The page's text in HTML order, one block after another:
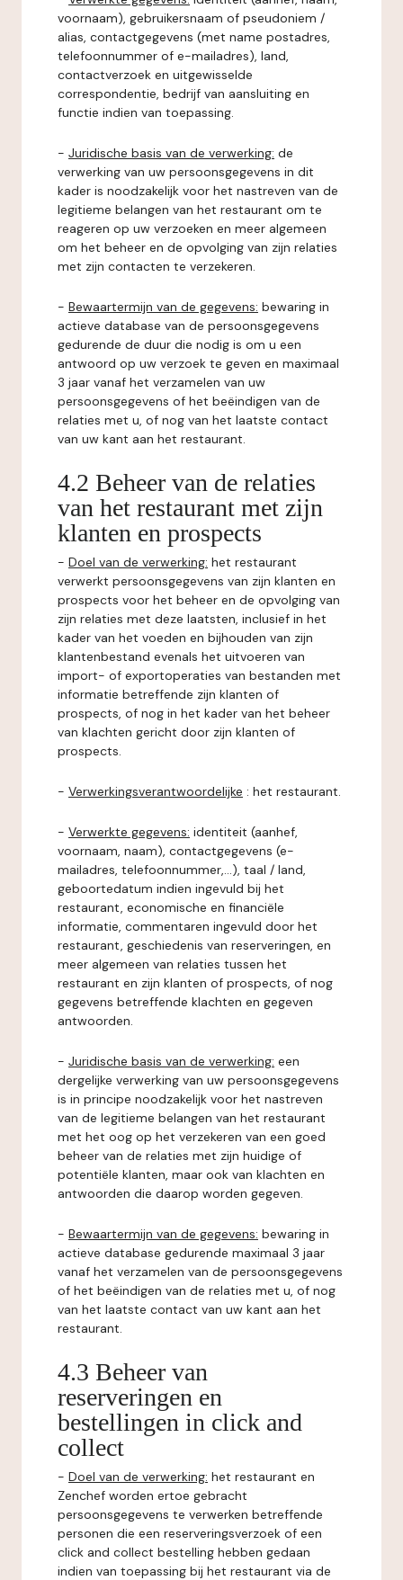
voornaam), gebruikersnaam of pseudoniem /
alias, contactgegevens (met name postadres,
telefoonnummer of e-mailadres), land,
contactverzoek en uitgewisselde
correspondentie, bedrijf van aansluiting en
functie indien van toepassing.
- Juridische basis van de verwerking: de
verwerking van uw persoonsgegevens in dit
kader is noodzakelijk voor het nastreven van de
legitieme belangen van het restaurant om te
reageren op uw verzoeken en meer algemeen
om het beheer en de opvolging van zijn relaties
met zijn contacten te verzekeren.
- Bewaartermijn van de gegevens: bewaring in
actieve database van de persoonsgegevens
gedurende de duur die nodig is om u een
antwoord op uw verzoek te geven en maximaal
3 jaar vanaf het verzamelen van uw
persoonsgegevens of het beëindigen van de
relaties met u, of nog van het laatste contact
van uw kant aan het restaurant.
4.2 Beheer van de relaties
van het restaurant met zijn
klanten en prospects
- Doel van de verwerking: het restaurant
verwerkt persoonsgegevens van zijn klanten en
prospects voor het beheer en de opvolging van
zijn relaties met deze laatsten, inclusief in het
kader van het voeden en bijhouden van zijn
klantenbestand evenals het uitvoeren van
import- of exportoperaties van bestanden met
informatie betreffende zijn klanten of
prospects, of nog in het kader van het beheer
van klachten gericht door zijn klanten of
prospects.
- Verwerkingsverantwoordelijke : het restaurant.
- Verwerkte gegevens: identiteit (aanhef,
voornaam, naam), contactgegevens (e-
mailadres, telefoonnummer,...), taal / land,
geboortedatum indien ingevuld bij het
restaurant, economische en financiële
informatie, commentaren ingevuld door het
restaurant, geschiedenis van reserveringen, en
meer algemeen van relaties tussen het
restaurant en zijn klanten of prospects, of nog
gegevens betreffende klachten en gegeven
antwoorden.
- Juridische basis van de verwerking: een
dergelijke verwerking van uw persoonsgegevens
is in principe noodzakelijk voor het nastreven
van de legitieme belangen van het restaurant
met het oog op het verzekeren van een goed
beheer van de relaties met zijn huidige of
potentiële klanten, maar ook van klachten en
antwoorden die daarop worden gegeven.
- Bewaartermijn van de gegevens: bewaring in
actieve database gedurende maximaal 3 jaar
vanaf het verzamelen van de persoonsgegevens
of het beëindigen van de relaties met u, of nog
van het laatste contact van uw kant aan het
restaurant.
4.3 Beheer van
reserveringen en
bestellingen in click and
collect
- Doel van de verwerking: het restaurant en
Zenchef worden ertoe gebracht
persoonsgegevens te verwerken betreffende
personen die een reserveringsverzoek of een
click and collect bestelling hebben gedaan
indien van toepassing bij het restaurant via de